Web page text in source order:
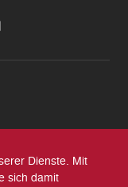
Dienste. Mit
sich damit